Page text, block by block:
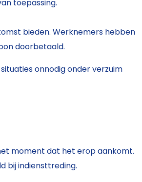
toepassing.
bieden. Werknemers hebben
doorbetaald.
onnodig onder verzuim
moment dat het erop aankomt.
bij indiensttreding.